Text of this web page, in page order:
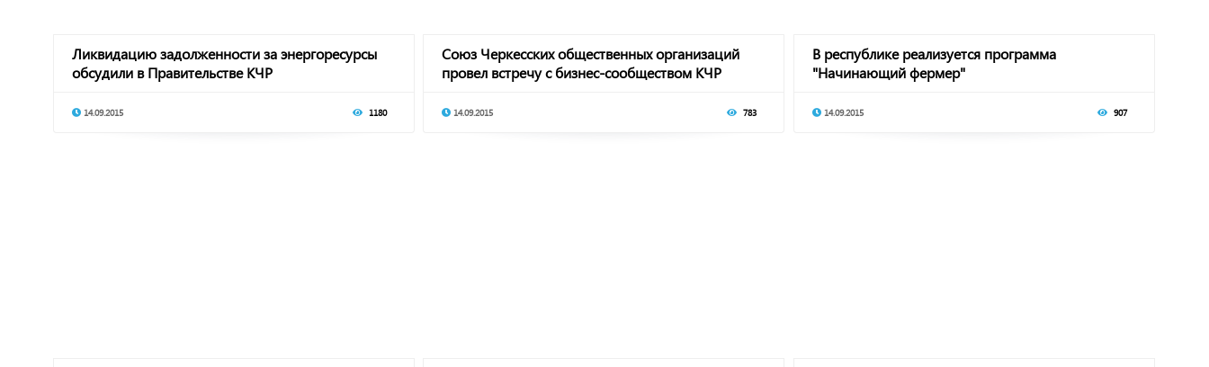
Ликвидацию задолженности за энергоресурсы
обсудили в Правительстве КЧР
14.09.2015 1180
Союз Черкесских общественных организаций
провел встречу с бизнес-сообществом КЧР
14.09.2015 783
В республике реализуется программа
"Начинающий фермер"
14.09.2015 907